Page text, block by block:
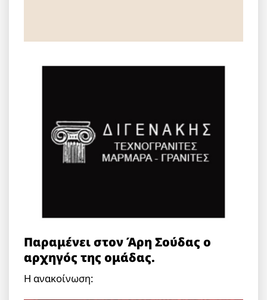
Παραμένει στον Άρη Σούδας ο
αρχηγός της ομάδας.
Η ανακοίνωση: